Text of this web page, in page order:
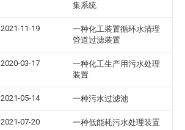
集系统
2021-11-19
一种化工装置循环水清理
管道过滤装置
2020-03-17
一种化工生产用污水处理
装置
2021-05-14 一种污水过滤池
2021-07-20 一种低能耗污水处理装置